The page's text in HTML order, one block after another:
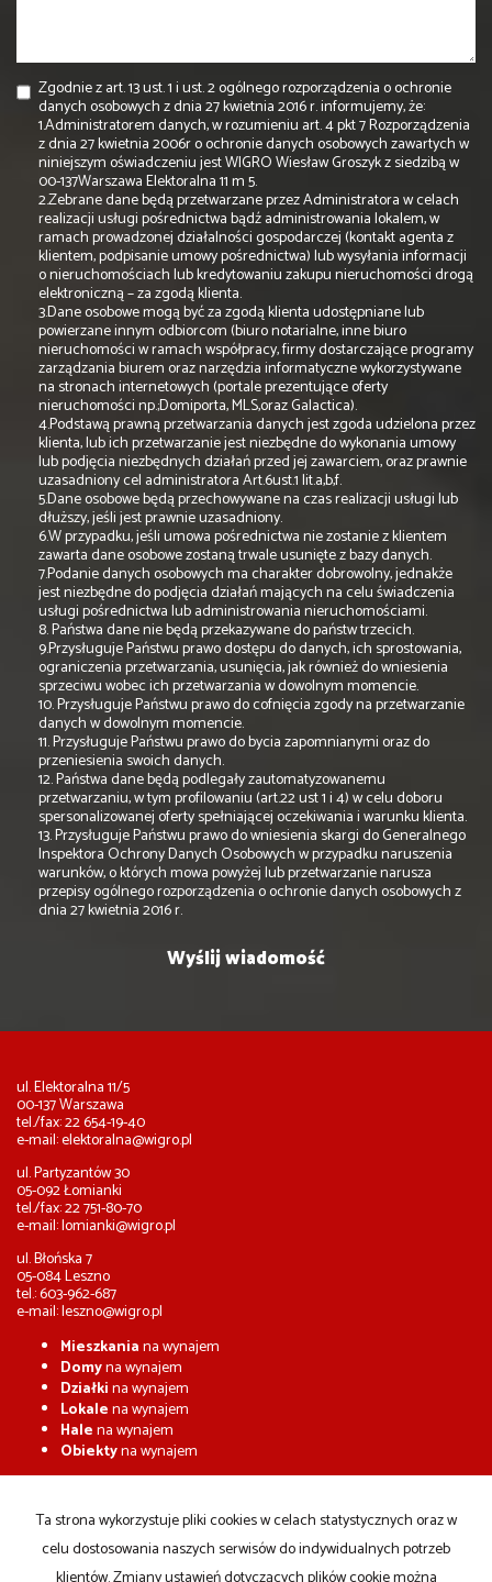
Zgodnie z art. 13 ust. 1 i ust. 2 ogólnego rozporządzenia o ochronie
danych osobowych z dnia 27 kwietnia 2016 r. informujemy, że:
1.Administratorem danych, w rozumieniu art. 4 pkt 7 Rozporządzenia
z dnia 27 kwietnia 2006r o ochronie danych osobowych zawartych w
niniejszym oświadczeniu jest WIGRO Wiesław Groszyk z siedzibą w
00-137Warszawa Elektoralna 11 m 5.
2.Zebrane dane będą przetwarzane przez Administratora w celach
realizacji usługi pośrednictwa bądź administrowania lokalem, w
ramach prowadzonej działalności gospodarczej (kontakt agenta z
klientem, podpisanie umowy pośrednictwa) lub wysyłania informacji
o nieruchomościach lub kredytowaniu zakupu nieruchomości drogą
elektroniczną – za zgodą klienta.
3.Dane osobowe mogą być za zgodą klienta udostępniane lub
powierzane innym odbiorcom (biuro notarialne, inne biuro
nieruchomości w ramach współpracy, firmy dostarczające programy
zarządzania biurem oraz narzędzia informatyczne wykorzystywane
na stronach internetowych (portale prezentujące oferty
nieruchomości np.;Domiporta, MLS,oraz Galactica).
4.Podstawą prawną przetwarzania danych jest zgoda udzielona przez
klienta, lub ich przetwarzanie jest niezbędne do wykonania umowy
lub podjęcia niezbędnych działań przed jej zawarciem, oraz prawnie
uzasadniony cel administratora Art.6ust.1 lit.a,b,f.
5.Dane osobowe będą przechowywane na czas realizacji usługi lub
dłuższy, jeśli jest prawnie uzasadniony.
6.W przypadku, jeśli umowa pośrednictwa nie zostanie z klientem
zawarta dane osobowe zostaną trwale usunięte z bazy danych.
7.Podanie danych osobowych ma charakter dobrowolny, jednakże
jest niezbędne do podjęcia działań mających na celu świadczenia
usługi pośrednictwa lub administrowania nieruchomościami.
8. Państwa dane nie będą przekazywane do państw trzecich.
9.Przysługuje Państwu prawo dostępu do danych, ich sprostowania,
ograniczenia przetwarzania, usunięcia, jak również do wniesienia
sprzeciwu wobec ich przetwarzania w dowolnym momencie.
10. Przysługuje Państwu prawo do cofnięcia zgody na przetwarzanie
danych w dowolnym momencie.
11. Przysługuje Państwu prawo do bycia zapomnianymi oraz do
przeniesienia swoich danych.
12. Państwa dane będą podlegały zautomatyzowanemu
przetwarzaniu, w tym profilowaniu (art.22 ust 1 i 4) w celu doboru
spersonalizowanej oferty spełniającej oczekiwania i warunku klienta.
13. Przysługuje Państwu prawo do wniesienia skargi do Generalnego
Inspektora Ochrony Danych Osobowych w przypadku naruszenia
warunków, o których mowa powyżej lub przetwarzanie narusza
przepisy ogólnego rozporządzenia o ochronie danych osobowych z
dnia 27 kwietnia 2016 r.
ul. Elektoralna 11/5
00-137 Warszawa
tel./fax: 22 654-19-40
e-mail:elektoralna@wigro.pl
ul. Partyzantów 30
05-092 Łomianki
tel./fax: 22 751-80-70
e-mail:lomianki@wigro.pl
ul. Błońska 7
05-084 Leszno
tel.: 603-962-687
e-mail:leszno@wigro.pl
Mieszkaniana wynajem
Domyna wynajem
Działkina wynajem
Lokalena wynajem
Halena wynajem
Obiektyna wynajem
Domy
na sprzedaż
Działkina sprzedaż
Lokalena sprzedaż
Halena sprzedaż
Ta strona wykorzystuje pliki cookies w celach statystycznych oraz w
celu dostosowania naszych serwisów do indywidualnych potrzeb